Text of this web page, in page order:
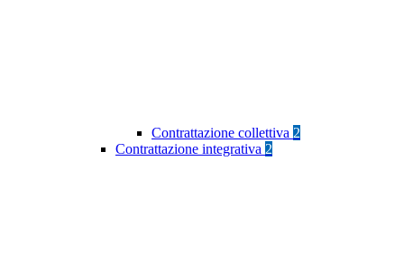
Contrattazione collettiva 2
Contrattazione integrativa 2